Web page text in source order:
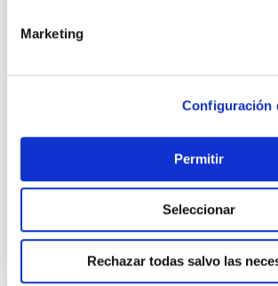
Marketing
Configuración
Permitir
Seleccionar
Rechazar todas salvo las
TOP VENTAS
Bombilla led portatil recargable cherry
9w newgarden
Newgarden
18,95 €